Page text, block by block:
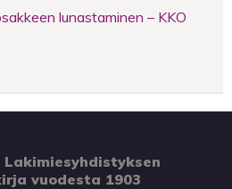
lunastaminen – KKO
Lakimiesyhdistyksen
vuodesta 1903